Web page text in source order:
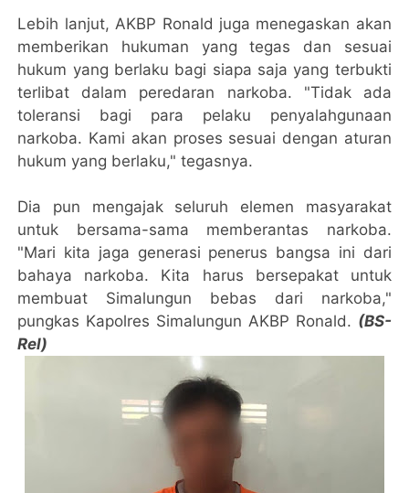
Lebih lanjut, AKBP Ronald juga menegaskan akan
memberikan hukuman yang tegas dan sesuai
hukum yang berlaku bagi siapa saja yang terbukti
terlibat dalam peredaran narkoba. "Tidak ada
toleransi bagi para pelaku penyalahgunaan
narkoba. Kami akan proses sesuai dengan aturan
hukum yang berlaku," tegasnya.
Dia pun mengajak seluruh elemen masyarakat
untuk bersama-sama memberantas narkoba.
"Mari kita jaga generasi penerus bangsa ini dari
bahaya narkoba. Kita harus bersepakat untuk
membuat Simalungun bebas dari narkoba,"
pungkas Kapolres Simalungun AKBP Ronald. (BS-
Rel)